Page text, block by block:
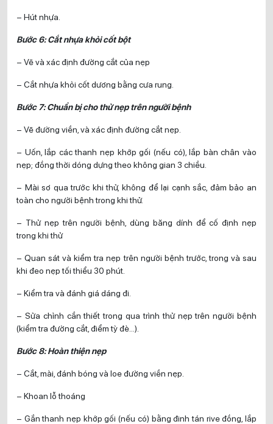
– Hút nhựa.
Bước 6: Cắt nhựa khỏi cốt bột
– Vẽ và xác định đường cắt của nẹp
– Cắt nhựa khỏi cốt dương bằng cưa rung.
Bước 7: Chuẩn bị cho thử nẹp trên người bệnh
– Vẽ đường viền, và xác định đường cắt nẹp.
– Uốn, lắp các thanh nẹp khớp gối (nếu có), lắp bàn chân vào
nẹp; đồng thời dóng dựng theo không gian 3 chiều.
– Mài sơ qua trước khi thử, không để lại cạnh sắc, đảm bảo an
toàn cho người bệnh trong khi thử.
– Thử nẹp trên người bệnh, dùng băng dính để cố định nẹp
trong khi thử
– Quan sát và kiểm tra nẹp trên người bệnh trước, trong và sau
khi đeo nẹp tối thiểu 30 phút.
– Kiểm tra và đánh giá dáng đi.
– Sửa chỉnh cần thiết trong qua trình thử nẹp trên người bệnh
(kiểm tra đường cắt, điểm tỳ đè…).
Bước 8: Hoàn thiện nẹp
– Cắt, mài, đánh bóng và loe đường viền nẹp.
– Khoan lỗ thoáng
– Gắn thanh nẹp khớp gối (nếu có) bằng đinh tán rive đồng, lắp